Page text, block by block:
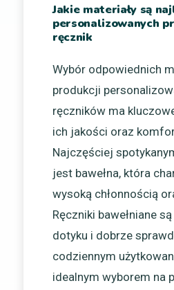
Jakie materiały są
personalizowanych
ręcznik
Wybór odpowiednich
produkcji
ręczników ma
ich jakości oraz
Najczęściej
jest bawełna, która
wysoką chłonnością
Ręczniki bawełniane
dotyku i dobrze
codziennym
idealnym wyborem na